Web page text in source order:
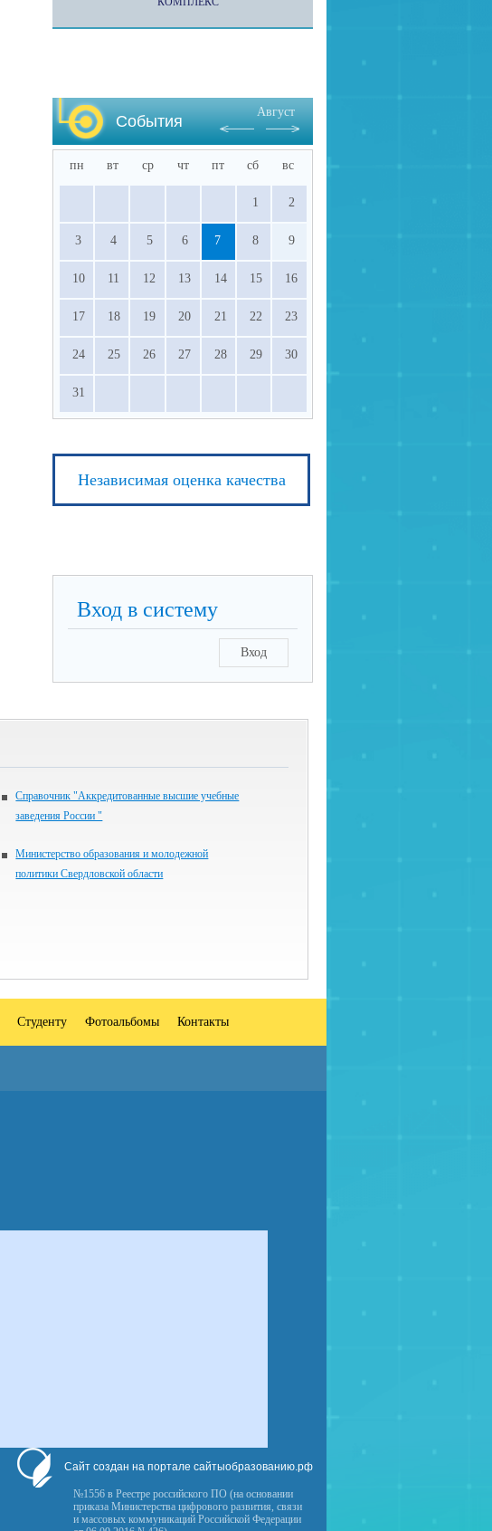
События
Август
пн вт ср чт пт сб вс
1 2
3 4 5 6 7 8 9
10 11 12 13 14 15 16
17 18 19 20 21 22 23
24 25 26 27 28 29 30
31
Независимая оценка качества
Вход в систему
Вход
Справочник "Аккредитованные высшие учебные
заведения России "
Министерство образования и молодежной
политики Свердловской области
Студенту Фотоальбомы Контакты
Сайт создан на портале сайтыобразованию.рф
№1556 в Реестре российского ПО (на основании
приказа Министерства цифрового развития, связи
и массовых коммуникаций Российской Федерации